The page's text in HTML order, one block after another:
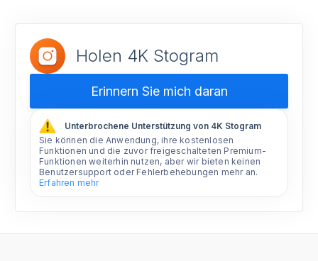
Holen 4K Stogram
Erinnern Sie mich daran
Unterbrochene Unterstützung von 4K Stogram
Sie können die Anwendung, ihre kostenlosen
Funktionen und die zuvor freigeschalteten Premium-
Funktionen weiterhin nutzen, aber wir bieten keinen
Benutzersupport oder Fehlerbehebungen mehr an.
Erfahren mehr